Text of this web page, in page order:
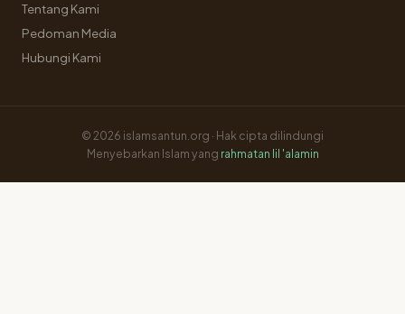
Tentang Kami
Pedoman Media
Hubungi Kami
© 2026 islamsantun.org · Hak cipta dilindungi
Menyebarkan Islam yang rahmatan lil 'alamin